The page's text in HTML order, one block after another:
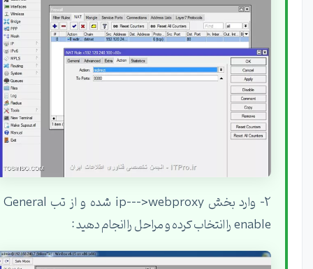
2- وارد بخش ip--->webproxy شده و از تب General ؛
enable را انتخاب کرده و مراحل را انجام دهید :